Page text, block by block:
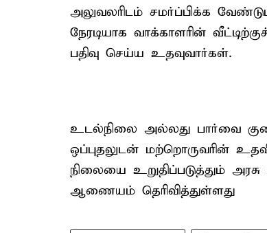
அலுவலரிடம் சமர்ப்பிக்க
நேரடியாக வாக்காளரின்
பதிவு செய்ய உதவுவார்கள்.
உடல்நிலை அல்லது பார்வை
ஒப்புதலுடன் மற்றொருவரின்
நிலையை உறுதிப்படுத்தும்
ஆணையம் தெரிவித்துள்ளது